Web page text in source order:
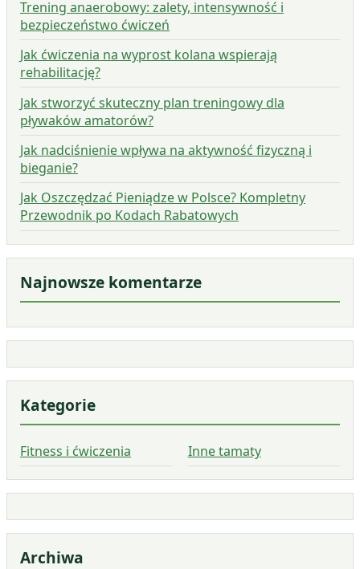
Trening anaerobowy: zalety, intensywność i
bezpieczeństwo ćwiczeń
Jak ćwiczenia na wyprost kolana wspierają
rehabilitację?
Jak stworzyć skuteczny plan treningowy dla
pływaków amatorów?
Jak nadciśnienie wpływa na aktywność fizyczną i
bieganie?
Jak Oszczędzać Pieniądze w Polsce? Kompletny
Przewodnik po Kodach Rabatowych
Najnowsze komentarze
Kategorie
Fitness i ćwiczenia Inne tamaty
Archiwa